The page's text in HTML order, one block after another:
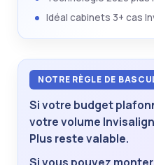
Idéal cabinets 3+ cas
NOTRE RÈGLE DE
Si votre budget
votre volume
Plus reste valable.